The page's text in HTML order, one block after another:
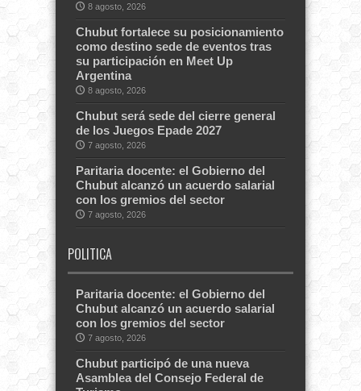
8 agosto, 2026
Chubut fortalece su posicionamiento
como destino sede de eventos tras
su participación en Meet Up
Argentina
8 agosto, 2026
Chubut será sede del cierre general
de los Juegos Epade 2027
7 agosto, 2026
Paritaria docente: el Gobierno del
Chubut alcanzó un acuerdo salarial
con los gremios del sector
7 agosto, 2026
POLITICA
Paritaria docente: el Gobierno del
Chubut alcanzó un acuerdo salarial
con los gremios del sector
7 agosto, 2026
Chubut participó de una nueva
Asamblea del Consejo Federal de